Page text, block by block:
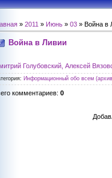
» 2011 » Июнь » 03 » Война в
Война в Ливии
Голубовский, Алексей
: Информационный обо всем
комментариев: 0